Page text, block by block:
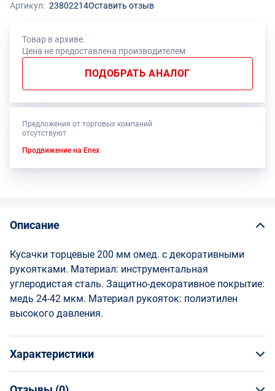
Артикул: 23802214Оставить отзыв
Товар в архиве.
Цена не предоставлена производителем
ПОДОБРАТЬ АНАЛОГ
Предложения от торговых компаний
отсутствуют
Продвижение на Enex
Описание
Кусачки торцевые 200 мм омед. с декоративными
рукоятками. Материал: инструментальная
углеродистая сталь. Защитно-декоративное покрытие:
медь 24-42 мкм. Материал рукояток: полиэтилен
высокого давления.
Характеристики